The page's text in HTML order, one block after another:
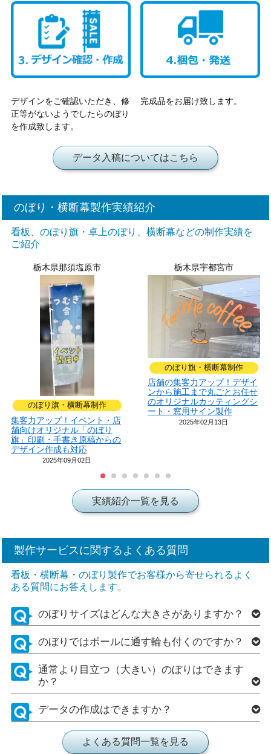
デザインをご確認いただき、修
正等がないようでしたらのぼり
を作成致します。
完成品をお届け致します。
データ入稿についてはこちら
のぼり・横断幕製作実績紹介
看板、のぼり旗・卓上のぼり、横断幕などの制作実績を
ご紹介
栃木県那須塩原市
のぼり旗・横断幕制作
集客力アップ！イベント・店
舗向けオリジナル「のぼり
旗」印刷・手書き原稿からの
デザイン作成も対応
2025年09月02日
栃木県宇都宮市
のぼり旗・横断幕制作
店舗の集客力アップ！デザイ
ンから施工まで丸ごとお任せ
のオリジナルカッティングシ
ート・窓用サイン製作
2025年02月13日
実績紹介一覧を見る
製作サービスに関するよくある質問
看板・横断幕・のぼり製作でお客様から寄せられるよく
ある質問にお答えします。
のぼりサイズはどんな大きさがありますか？
のぼりではポールに通す輪も付くのですか？
通常より目立つ（大きい）のぼりはできます
か？
データの作成はできますか？
よくある質問一覧を見る